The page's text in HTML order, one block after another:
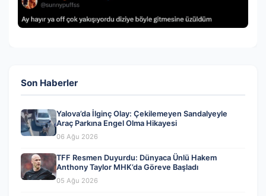
Son Haberler
Yalova’da İlginç Olay: Çekilemeyen Sandalyeyle
Araç Parkına Engel Olma Hikayesi
06 Ağu 2026
TFF Resmen Duyurdu: Dünyaca Ünlü Hakem
Anthony Taylor MHK’da Göreve Başladı
05 Ağu 2026